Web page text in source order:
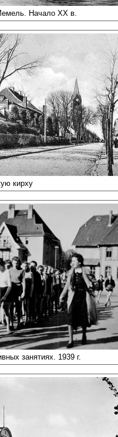
Начало XX в.
кирху
занятиях. 1939 г.